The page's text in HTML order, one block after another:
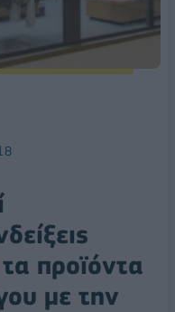
προϊόντα
με την